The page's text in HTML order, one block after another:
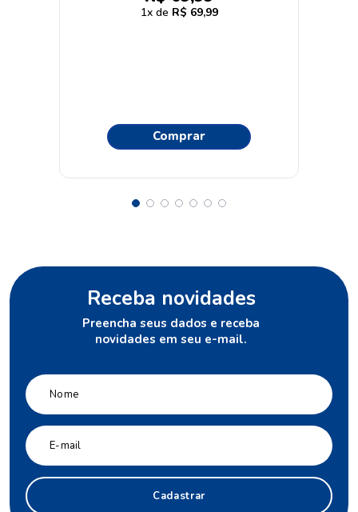
1 R$ 69,99
Comprar
Receba novidades
Preencha seus dados e receba
novidades em seu e-mail.
Cadastrar